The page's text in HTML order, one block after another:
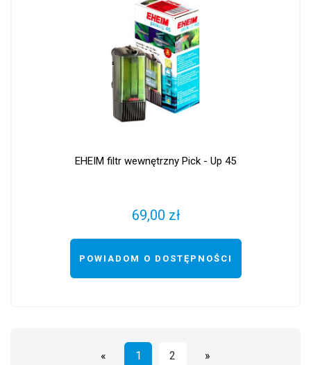
EHEIM filtr wewnętrzny Pick - Up 45
69,00 zł
POWIADOM O DOSTĘPNOŚCI
« 1 2 »